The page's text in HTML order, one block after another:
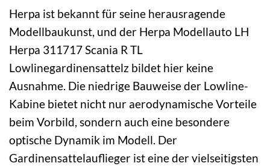
Herpa ist bekannt für seine herausragende
Modellbaukunst, und der Herpa Modellauto LH
Herpa 311717 Scania R TL
Lowlinegardinensattelz bildet hier keine
Ausnahme. Die niedrige Bauweise der Lowline-
Kabine bietet nicht nur aerodynamische Vorteile
beim Vorbild, sondern auch eine besondere
optische Dynamik im Modell. Der
Gardinensattelauflieger ist eine der vielseitigsten